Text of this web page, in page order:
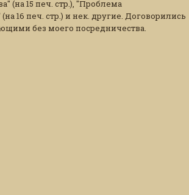
(на 15 печ. стр.), "Проблема
16 печ. стр.) и нек. другие. Договорились
без моего посредничества.